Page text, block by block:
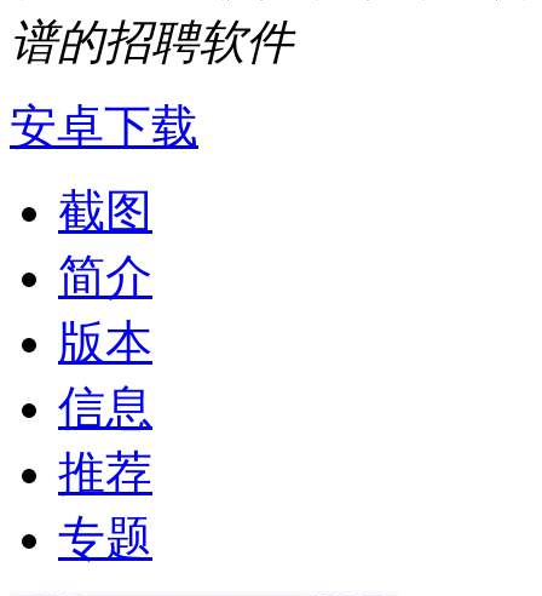
谱的招聘软件
安卓下载
截图
简介
版本
信息
推荐
专题